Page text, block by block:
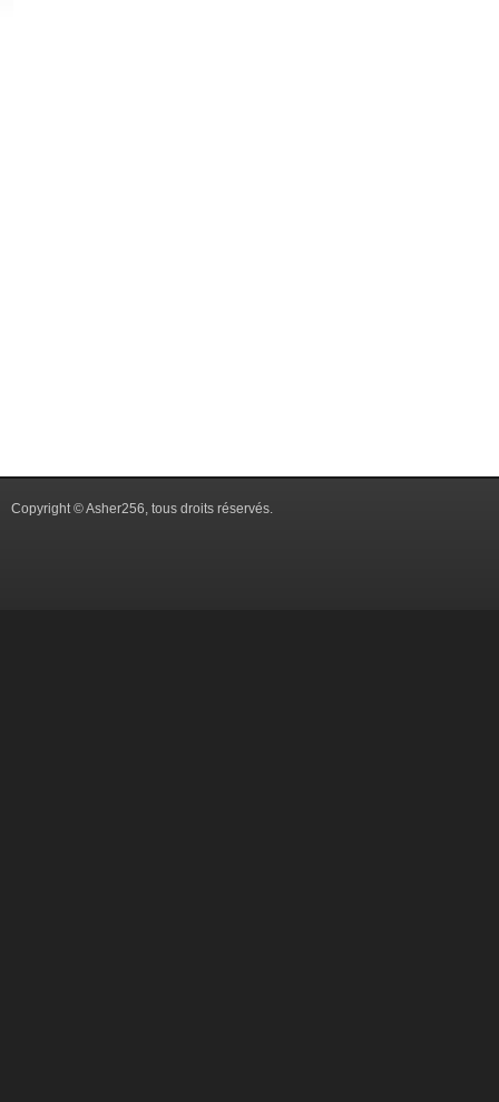
Copyright © Asher256, tous droits réservés.